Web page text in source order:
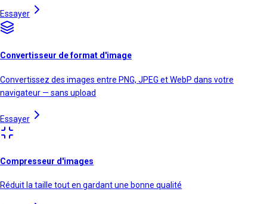
Essayer
Convertisseur de format d'image
Convertissez des images entre PNG, JPEG et WebP dans votre
navigateur — sans upload
Essayer
Compresseur d'images
Réduit la taille tout en gardant une bonne qualité